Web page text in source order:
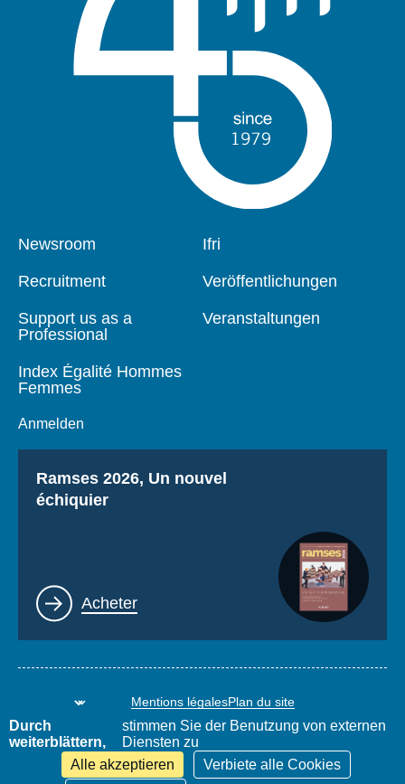
Pied
Newsroom
Recruitment
Support us as a
Professional
Index Égalité Hommes
Femmes
Anmelden
Navigation
Ifri
Veröffentlichungen
Veranstaltungen
Titre
Ramses 2026, Un nouvel
échiquier
Lien
Acheter
Mentions légalesPlan du site
www.thierrydemontbrial.com
World Policy Conference
Blog Politique étrangère
Durch
weiterblättern,
stimmen Sie der Benutzung von externen
Diensten zu
Alle akzeptieren
Verbiete alle Cookies